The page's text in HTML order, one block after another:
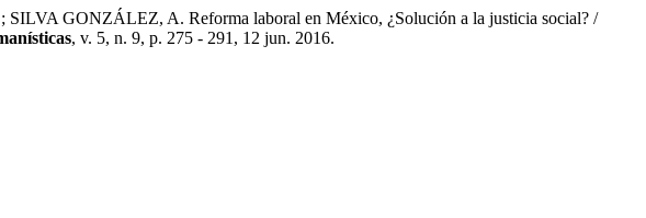
GONZÁLEZ, A. Reforma laboral en México, ¿Solución a la justicia social? /
, v. 5, n. 9, p. 275 - 291, 12 jun. 2016.